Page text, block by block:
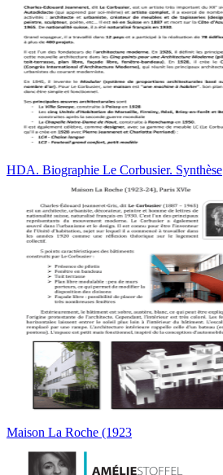
HDA. Biographie Le Corbusier. Synthèse
Maison La Roche (1923